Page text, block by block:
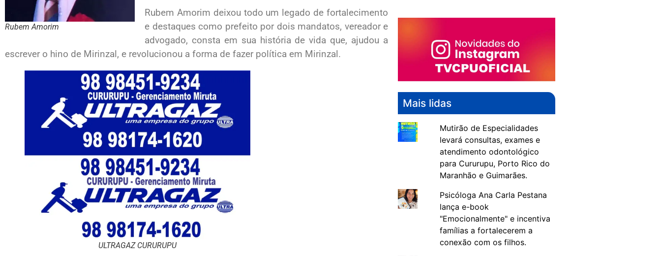
Rubem Amorim
Rubem Amorim deixou todo um legado de fortalecimento
e destaques como prefeito por dois mandatos, vereador e
advogado, consta em sua história de vida que, ajudou a
escrever o hino de Mirinzal, e revolucionou a forma de fazer política em Mirinzal.
ULTRAGAZ CURURUPU
Mais lidas
Mutirão de Especialidades
levará consultas, exames e
atendimento odontológico
para Cururupu, Porto Rico do
Maranhão e Guimarães.
Psicóloga Ana Carla Pestana
lança e-book
"Emocionalmente" e incentiva
famílias a fortalecerem a
conexão com os filhos.